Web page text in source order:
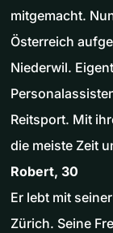
mitgemacht.
Österreich
Niederwil.
Reitsport. Mit
die meiste Zeit
Robert, 30
Er lebt mit
Zürich. Seine